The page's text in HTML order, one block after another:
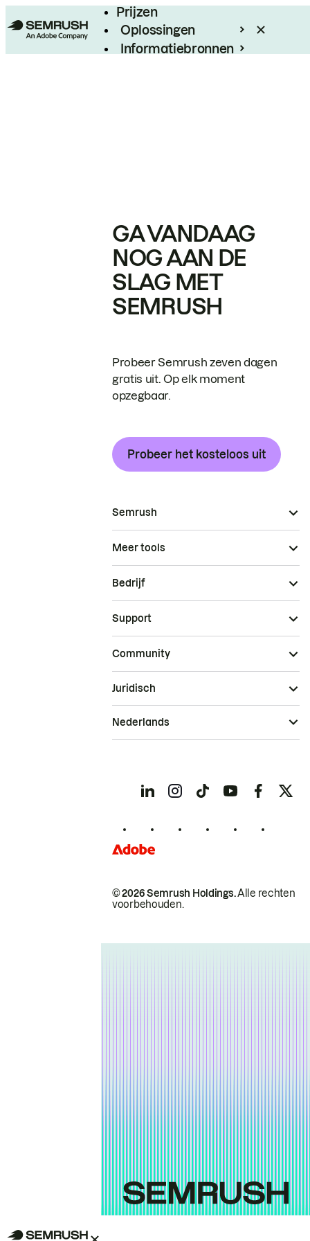
Prijzen
Oplossingen
Informatiebronnen
GA VANDAAG
NOG AAN DE
SLAG MET
SEMRUSH
Probeer Semrush zeven dagen
gratis uit. Op elk moment
opzegbaar.
Probeer het kosteloos uit
Semrush
Meer tools
Bedrijf
Support
Community
© 2026 Semrush Holdings.Alle rechten
voorbehouden.
Juridisch
Nederlands